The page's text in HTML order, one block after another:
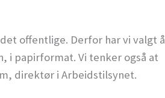
offentlige. Derfor har vi valgt å
i papirformat. Vi tenker også at
direktør i Arbeidstilsynet.